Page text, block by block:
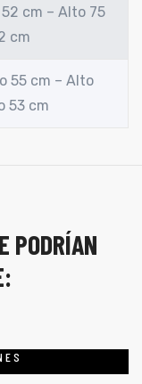
cm – Alto 75
cm
55 cm – Alto
53 cm
PODRÍAN